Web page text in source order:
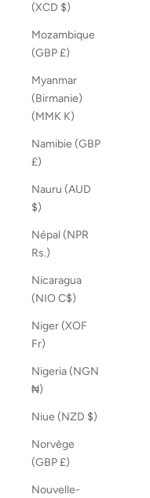
(XCD $)
Mozambique
(GBP £)
Myanmar
(Birmanie)
(MMK K)
Namibie (GBP
£)
Nauru (AUD
$)
Népal (NPR
Rs.)
Nicaragua
(NIO C$)
Niger (XOF
Fr)
Nigeria (NGN
₦)
Niue (NZD $)
Norvège
(GBP £)
Nouvelle-